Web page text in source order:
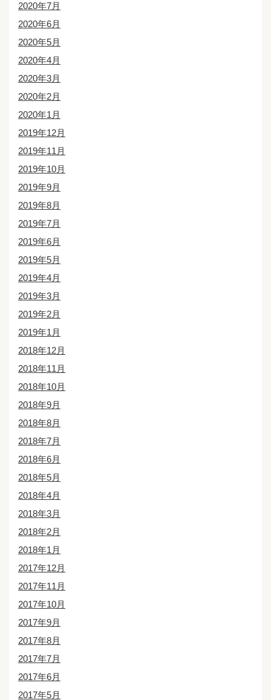
2020年7月
2020年6月
2020年5月
2020年4月
2020年3月
2020年2月
2020年1月
2019年12月
2019年11月
2019年10月
2019年9月
2019年8月
2019年7月
2019年6月
2019年5月
2019年4月
2019年3月
2019年2月
2019年1月
2018年12月
2018年11月
2018年10月
2018年9月
2018年8月
2018年7月
2018年6月
2018年5月
2018年4月
2018年3月
2018年2月
2018年1月
2017年12月
2017年11月
2017年10月
2017年9月
2017年8月
2017年7月
2017年6月
2017年5月